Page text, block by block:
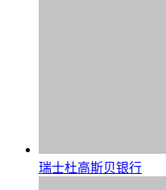
瑞士杜高斯贝银行